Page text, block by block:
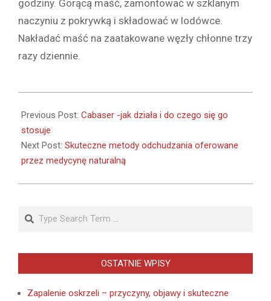
godziny. Gorącą maść, zamontować w szklanym
naczyniu z pokrywką i składować w lodówce.
Nakładać maść na zaatakowane węzły chłonne trzy
razy dziennie.
11-
21
Previous Post: Cabaser -jak działa i do czego się go
stosuje
Next Post: Skuteczne metody odchudzania oferowane
przez medycynę naturalną
Search
OSTATNIE WPISY
Zapalenie oskrzeli – przyczyny, objawy i skuteczne